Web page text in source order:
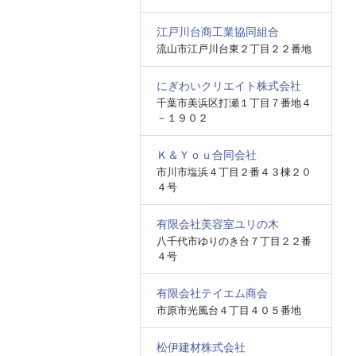
江戸川台商工業協同組合
流山市江戸川台東２丁目２２番地
にぎわいクリエイト株式会社
千葉市美浜区打瀬１丁目７番地４
－１９０２
Ｋ＆Ｙｏｕ合同会社
市川市塩浜４丁目２番４３棟２０
４号
有限会社美容室ユリの木
八千代市ゆりのき台７丁目２２番
４号
有限会社テイエム商会
市原市光風台４丁目４０５番地
松伊建材株式会社